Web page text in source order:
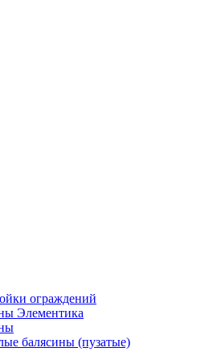
ограждений
Элементика
балясины (пузатые)